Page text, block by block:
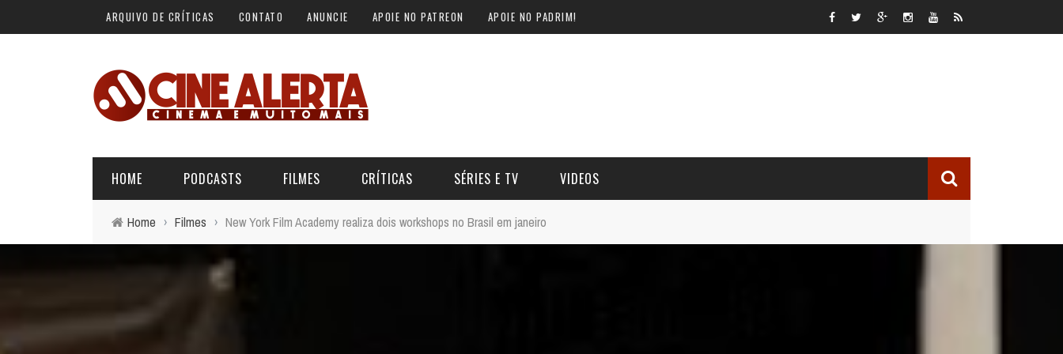
ARQUIVO DE CRÍTICAS CONTATO ANUNCIE APOIE NO PATREON APOIE NO PADRIM!
HOME PODCASTS FILMES CRÍTICAS SÉRIES E TV VIDEOS
Home › Filmes › New York Film Academy realiza dois workshops no Brasil em janeiro